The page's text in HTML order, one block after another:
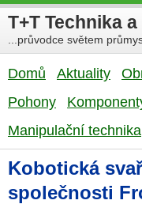
T+T Technika
...průvodce světem
Domů Aktuality
Pohony
Manipulační technika
Kobotická
společnosti